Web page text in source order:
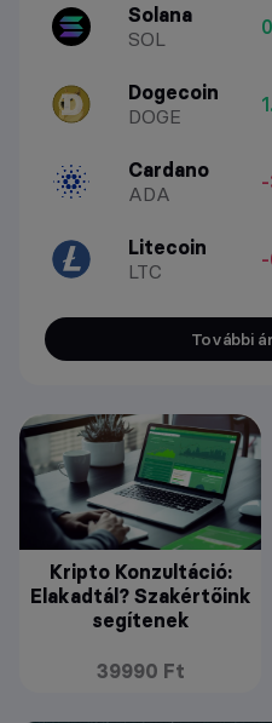
Solana
SOL
Dogecoin
DOGE
Cardano
ADA
Litecoin
LTC
További
Kripto Konzultáció:
Elakadtál? Szakértőink
segítenek
39990 Ft